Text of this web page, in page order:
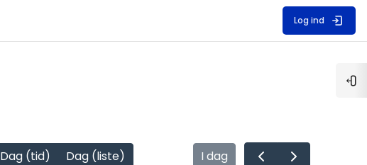
Log ind
Dag (tid) Dag (liste) I dag